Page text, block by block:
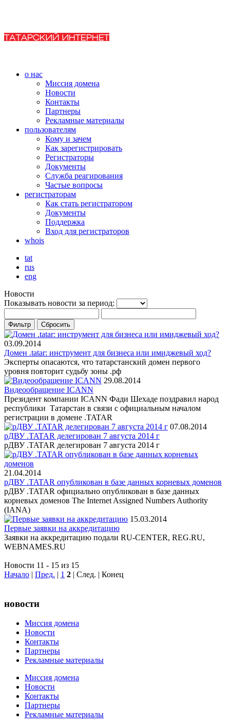
о нас
Миссия домена
Новости
Контакты
Партнеры
Рекламные материалы
пользователям
Кому и зачем
Как зарегистрировать
Регистраторы
Документы
Служба реагирования
Частые вопросы
регистраторам
Как стать регистратором
Документы
Поддержка
Вход для регистраторов
whois
tat
rus
eng
Новости
Показывать новости за период:
03.09.2014
Домен .tatar: инструмент для бизнеса или имиджевый ход?
Эксперты опасаются, что татарстанский домен первого
уровня повторит судьбу зоны .рф
29.08.2014
Видеообращение ICANN
Президент компании ICANN Фади Шехаде поздравил народ
республики Татарстан в связи с официальным началом
регистрации в домене .TATAR
07.08.2014
рДВУ .TATAR делегирован 7 августа 2014 г
рДВУ .TATAR делегирован 7 августа 2014 г
21.04.2014
рДВУ .TATAR опубликован в базе данных корневых доменов
рДВУ .TATAR официально опубликован в базе данных
корневых доменов The Internet Assigned Numbers Authority
(IANA)
15.03.2014
Первые заявки на аккредитацию
Заявки на аккредитацию подали RU-CENTER, REG.RU,
WEBNAMES.RU
Новости 11 - 15 из 15
Начало | Пред. | 1 2 | След. | Конец
новости
Миссия домена
Новости
Контакты
Партнеры
Рекламные материалы
Миссия домена
Новости
Контакты
Партнеры
Рекламные материалы